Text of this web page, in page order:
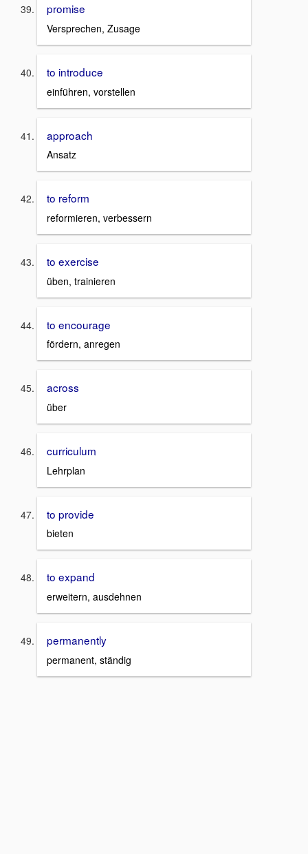
promise
Versprechen, Zusage
to introduce
einführen, vorstellen
approach
Ansatz
to reform
reformieren, verbessern
to exercise
üben, trainieren
to encourage
fördern, anregen
across
über
curriculum
Lehrplan
to provide
bieten
to expand
erweitern, ausdehnen
permanently
permanent, ständig